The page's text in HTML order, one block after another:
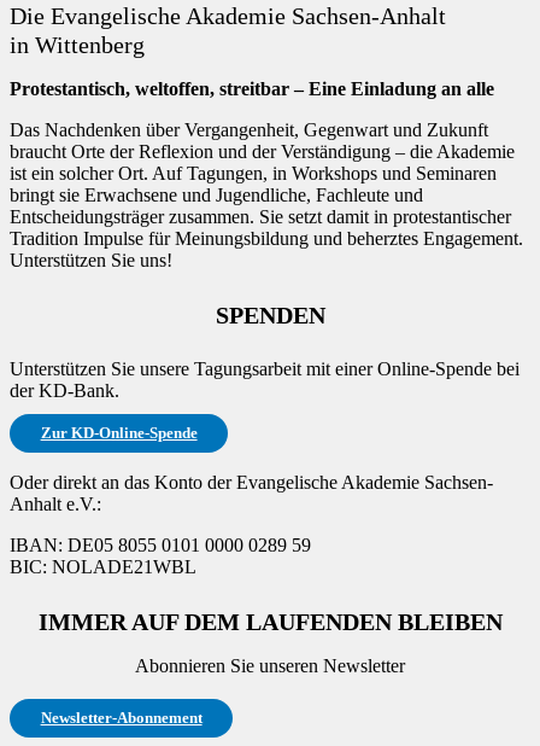
Die Evangelische Akademie Sachsen-Anhalt
in Wittenberg
Protestantisch, weltoffen, streitbar – Eine Einladung an alle
Das Nachdenken über Vergangenheit, Gegenwart und Zukunft
braucht Orte der Reflexion und der Verständigung – die Akademie
ist ein solcher Ort. Auf Tagungen, in Workshops und Seminaren
bringt sie Erwachsene und Jugendliche, Fachleute und
Entscheidungsträger zusammen. Sie setzt damit in protestantischer
Tradition Impulse für Meinungsbildung und beherztes Engagement.
Unterstützen Sie uns!
SPENDEN
Unterstützen Sie unsere Tagungsarbeit mit einer Online-Spende bei
der KD-Bank.
Zur KD-Online-Spende
Oder direkt an das Konto der Evangelische Akademie Sachsen-
Anhalt e.V.:
IBAN: DE05 8055 0101 0000 0289 59
BIC: NOLADE21WBL
IMMER AUF DEM LAUFENDEN BLEIBEN
Abonnieren Sie unseren Newsletter
Newsletter-Abonnement